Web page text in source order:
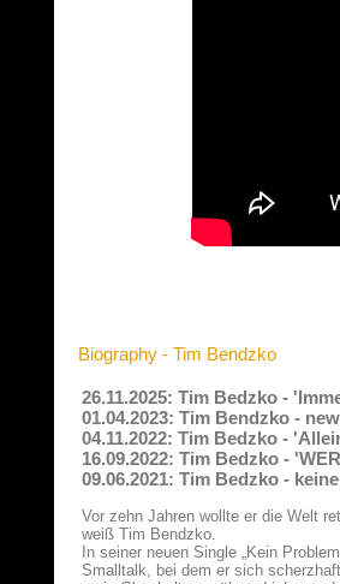
Biography - Tim Bendzko
26.11.2025: Tim Bedzko -
01.04.2023: Tim Bendzko -
04.11.2022: Tim Bedzko -
16.09.2022: Tim Bedzko -
09.06.2021: Tim Bedzko -
Vor zehn Jahren wollte er die Welt
weiß Tim Bendzko.
In seiner neuen Single „Kein
Smalltalk, bei dem er sich